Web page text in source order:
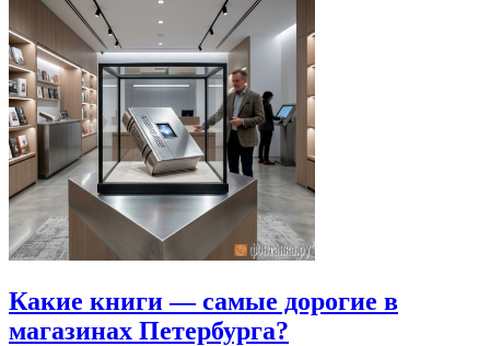
Какие книги — самые дорогие в
магазинах Петербурга?